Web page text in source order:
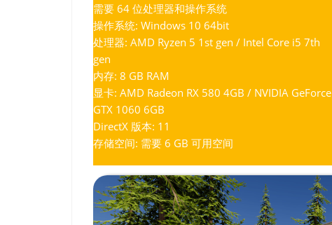
需要 64 位处理器和操作系统
操作系统: Windows 10 64bit
处理器: AMD Ryzen 5 1st gen / Intel Core i5 7th
gen
内存: 8 GB RAM
显卡: AMD Radeon RX 580 4GB / NVIDIA GeForce
GTX 1060 6GB
DirectX 版本: 11
存储空间: 需要 6 GB 可用空间